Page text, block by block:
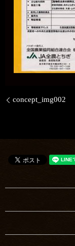
concept_img002